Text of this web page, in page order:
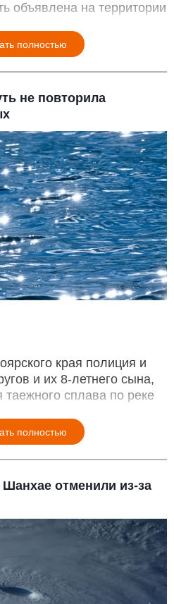
объявлена на территории
полностью
не повторила
края полиция и
и их 8-летнего сына,
сплава по реке
полностью
отменили из-за